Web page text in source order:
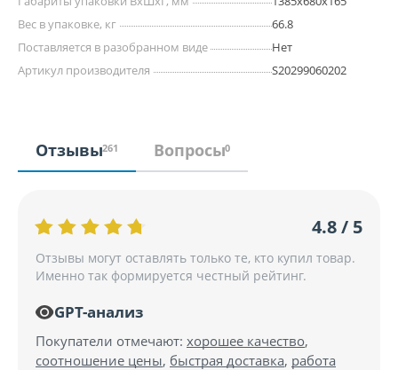
Вес в упаковке, кг
66.8
Поставляется в разобранном виде
Нет
Артикул производителя
S20299060202
Отзывы261 Вопросы0
4.8 / 5
Отзывы могут оставлять только те, кто купил товар.
Именно так формируется честный рейтинг.
GPT-анализ
Покупатели отмечают: хорошее качество,
соотношение цены, быстрая доставка, работа